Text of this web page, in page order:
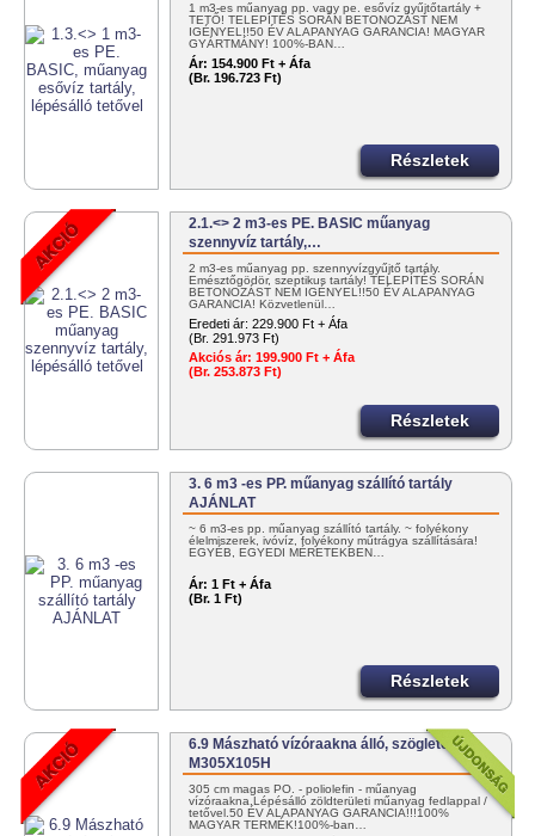
1 m3-es műanyag pp. vagy pe. esővíz gyűjtőtartály +
TETŐ! TELEPÍTÉS SORÁN BETONOZÁST NEM
IGÉNYEL!!50 ÉV ALAPANYAG GARANCIA! MAGYAR
GYÁRTMÁNY! 100%-BAN…
Ár: 154.900 Ft + Áfa
(Br. 196.723 Ft)
Részletek
2.1.<> 2 m3-es PE. BASIC műanyag
szennyvíz tartály,…
2 m3-es műanyag pp. szennyvízgyűjtő tartály.
Emésztőgödör, szeptikus tartály! TELEPÍTÉS SORÁN
BETONOZÁST NEM IGÉNYEL!!50 ÉV ALAPANYAG
GARANCIA! Közvetlenül…
Eredeti ár: 229.900 Ft + Áfa
(Br. 291.973 Ft)
Akciós ár: 199.900 Ft + Áfa
(Br. 253.873 Ft)
Részletek
3. 6 m3 -es PP. műanyag szállító tartály
AJÁNLAT
~ 6 m3-es pp. műanyag szállító tartály. ~ folyékony
élelmiszerek, ivóvíz, folyékony műtrágya szállítására!
EGYÉB, EGYEDI MÉRETEKBEN…
Ár: 1 Ft + Áfa
(Br. 1 Ft)
Részletek
6.9 Mászható vízóraakna álló, szögletes
M305X105H
305 cm magas PO. - poliolefin - műanyag
vízóraakna.Lépésálló zöldterületi műanyag fedlappal /
tetővel.50 ÉV ALAPANYAG GARANCIA!!!100%
MAGYAR TERMÉK!100%-ban…